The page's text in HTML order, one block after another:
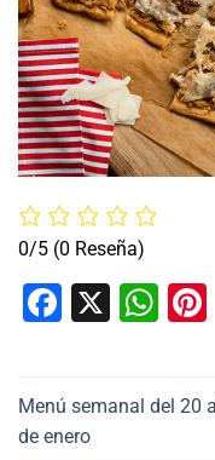
0/5 (0 Reseña)
Facebook
X
Menú semanal del 20
de enero